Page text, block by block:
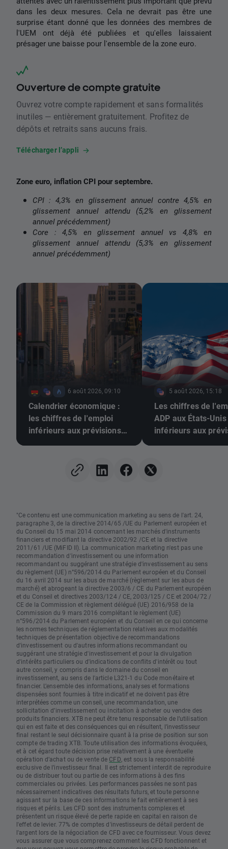
dans les deux mesures. Cela ne devrait pas être une
surprise étant donné que les données des membres de
l'UEM ont déjà été publiées et qu'elles laissaient
présager une baisse pour l'ensemble de la zone euro.
Ouverture de compte gratuite
Ouvrez votre compte rapidement et sans formalités
inutiles — entièrement gratuitement. Profitez de
dépôts et retraits sans aucuns frais.
Télécharger l’appli
Zone euro, inflation CPI pour septembre.
CPI : 4,3% en glissement annuel contre 4,5% en
glissement annuel attendu (5,2% en glissement
annuel précédemment)
Core : 4,5% en glissement annuel vs 4,8% en
glissement annuel attendu (5,3% en glissement
annuel précédemment)
6 août 2026, 09:10
Calendrier économique :
les chiffres de l'emploi
inférieurs aux prévisions
5 août 2026, 15:18
Les chiffres de
ADP aux États-
inférieurs aux
"Ce contenu est une communication marketing au sens de l'art. 24,
paragraphe 3, de la directive 2014/65 /UE du Parlement européen et
du Conseil du 15 mai 2014 concernant les marchés d'instruments
financiers et modifiant la directive 2002/92 /CE et la directive
2011/61 /UE (MiFID II). La communication marketing n'est pas une
recommandation d'investissement ou une information
recommandant ou suggérant une stratégie d'investissement au sens
du règlement (UE) n°596/2014 du Parlement européen et du Conseil
du 16 avril 2014 sur les abus de marché (règlement sur les abus de
marché) et abrogeant la directive 2003/6 / CE du Parlement européen
et du Conseil et directives 2003/124 / CE, 2003/125 / CE et 2004/72 /
CE de la Commission et règlement délégué (UE) 2016/958 de la
Commission du 9 mars 2016 complétant le règlement (UE)
n°596/2014 du Parlement européen et du Conseil en ce qui concerne
les normes techniques de réglementation relatives aux modalités
techniques de présentation objective de recommandations
d'investissement ou d'autres informations recommandant ou
suggérant une stratégie d'investissement et pour la divulgation
d'intérêts particuliers ou d'indications de conflits d'intérêt ou tout
autre conseil, y compris dans le domaine du conseil en
investissement, au sens de l'article L321-1 du Code monétaire et
financier. L’ensemble des informations, analyses et formations
dispensées sont fournies à titre indicatif et ne doivent pas être
interprétées comme un conseil, une recommandation, une
sollicitation d’investissement ou incitation à acheter ou vendre des
produits financiers. XTB ne peut être tenu responsable de l’utilisation
qui en est faite et des conséquences qui en résultent, l’investisseur
final restant le seul décisionnaire quant à la prise de position sur son
compte de trading XTB. Toute utilisation des informations évoquées,
et à cet égard toute décision prise relativement à une éventuelle
opération d’achat ou de vente de CFD, est sous la responsabilité
exclusive de l’investisseur final. Il est strictement interdit de reproduire
ou de distribuer tout ou partie de ces informations à des fins
commerciales ou privées. Les performances passées ne sont pas
nécessairement indicatives des résultats futurs, et toute personne
agissant sur la base de ces informations le fait entièrement à ses
risques et périls. Les CFD sont des instruments complexes et
présentent un risque élevé de perte rapide en capital en raison de
l'effet de levier. 77% de comptes d'investisseurs de détail perdent de
l'argent lors de la négociation de CFD avec ce fournisseur. Vous devez
vous assurer que vous comprenez comment les CFD fonctionnent et